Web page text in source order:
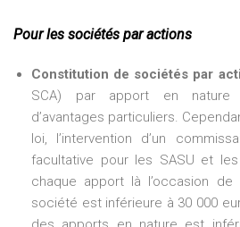
Pour les sociétés par actions
Constitution de sociétés par
SCA) par apport en nature
d’avantages particuliers.
loi, l’intervention d’un
facultative pour les SASU et
chaque apport là l’occasion
société est inférieure à 30 000